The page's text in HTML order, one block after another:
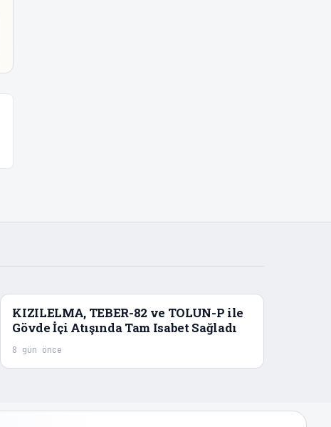
KIZILELMA, TEBER-82 ve TOLUN-P ile
Gövde İçi Atışında Tam Isabet Sağladı
8 gün önce